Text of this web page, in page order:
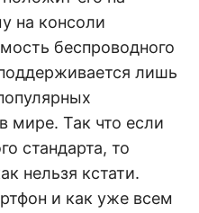
на консоли
беспроводного
лишь
мире. Так что если
стандарта, то
нельзя кстати.
и как уже всем